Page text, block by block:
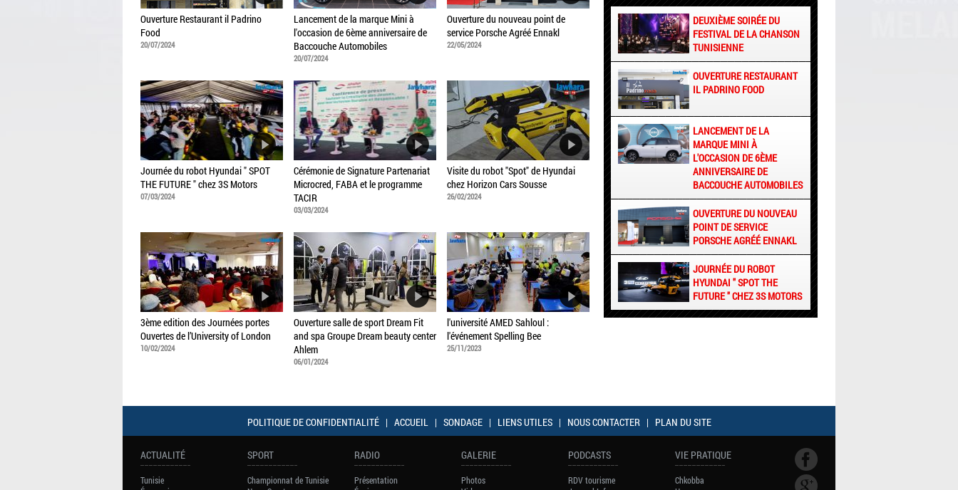
Ouverture Restaurant il Padrino
Food
20/07/2024
Lancement de la marque Mini à
l'occasion de 6ème anniversaire de
Baccouche Automobiles
20/07/2024
Ouverture du nouveau point de
service Porsche Agréé Ennakl
22/05/2024
Journée du robot Hyundai " SPOT
THE FUTURE " chez 3S Motors
07/03/2024
Cérémonie de Signature Partenariat
Microcred, FABA et le programme
TACIR
03/03/2024
Visite du robot "Spot" de Hyundai
chez Horizon Cars Sousse
26/02/2024
3ème edition des Journées portes
Ouvertes de l’University of London
10/02/2024
Ouverture salle de sport Dream Fit
and spa Groupe Dream beauty center
Ahlem
06/01/2024
l'université AMED Sahloul :
l'événement Spelling Bee
25/11/2023
DEUXIÈME SOIRÉE DU
FESTIVAL DE LA CHANSON
TUNISIENNE
OUVERTURE RESTAURANT
IL PADRINO FOOD
LANCEMENT DE LA
MARQUE MINI À
L'OCCASION DE 6ÈME
ANNIVERSAIRE DE
BACCOUCHE AUTOMOBILES
OUVERTURE DU NOUVEAU
POINT DE SERVICE
PORSCHE AGRÉÉ ENNAKL
JOURNÉE DU ROBOT
HYUNDAI " SPOT THE
FUTURE " CHEZ 3S MOTORS
POLITIQUE DE CONFIDENTIALITÉ | ACCUEIL | SONDAGE | LIENS UTILES | NOUS CONTACTER | PLAN DU SITE
ACTUALITÉ
Tunisie
SPORT
Championnat de Tunisie
RADIO
Présentation
GALERIE
Photos
PODCASTS
RDV tourisme
VIE PRATIQUE
Chkobba